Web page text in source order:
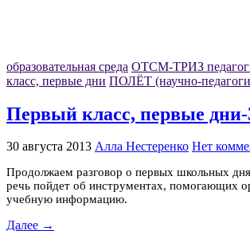
образовательная среда ОТСМ-ТРИЗ
класс, первые дни ПОЛЁТ (научно-
Первый класс, первые
30 августа 2013 Алла Нестеренко Нет
Продолжаем разговор о первых школьных
речь пойдет об инструментах, помогающих
учебную информацию.
Далее →